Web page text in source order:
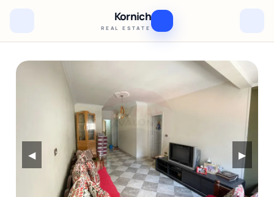
Kornich
REAL ESTATE
◀ ▶